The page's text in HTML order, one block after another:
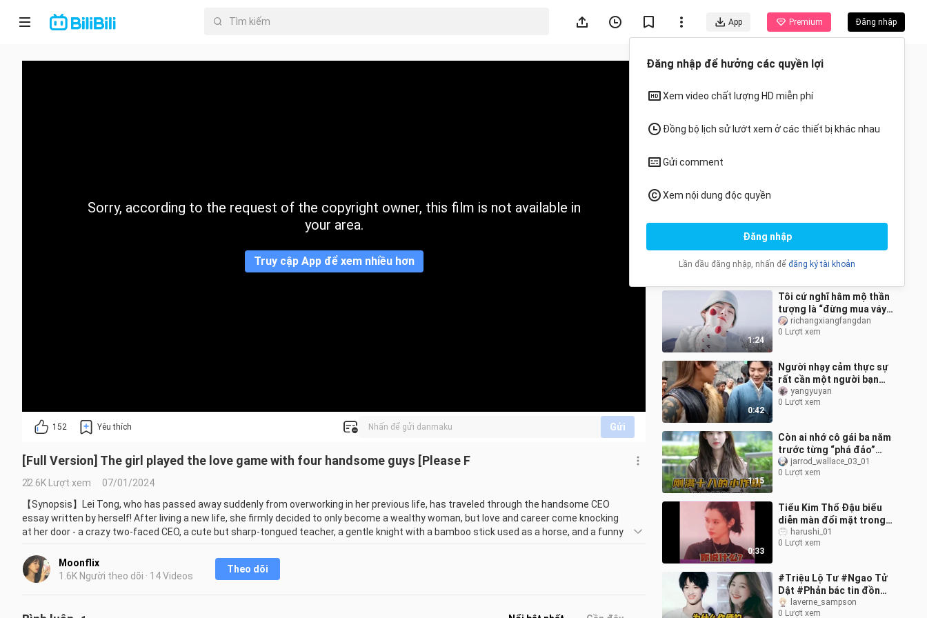
App Premium Đăng nhập
Trang chủ
Sorry, according to the request of the copyright owner, this film is not available in
your area.
Truy cập App để xem nhiều hơn
152 Yêu thích Gửi
[Full Version] The girl played the love game with four handsome guys [Please F
22.6K Lượt xem
07/01/2024
【Synopsis】Lei Tong, who has passed away suddenly from overworking in her previous life, has traveled through the handsome CEO
essay written by herself! After living a new life, she firmly decided to only become a wealthy woman, but love and career come knocking
at her door - a crazy two-faced CEO, a cute but sharp-tongued teacher, a gentle knight with a bamboo stick used as a horse, and a funny
【Starring】Chen Xinwei, Jin Ze, Hu Chunyang, Zhu Yunlong, Chen Xinhao
Moonflix
1.6K Người theo dõi · 14 Videos
Theo dõi
Tất cả Anime
0:31
【Ủy Hôi】Bố đừng nhìn
nữa, đừng ăn mất mẹ con
nhéxingyueyuanxin
0 Lượt xem
1:24
Tôi cứ nghĩ hâm mộ thần
tượng là “đừng mua váy
nữa, tiền đưa hết cho
tôi” thì hóa ra anh ấy lại
richangxiangfangdan
0 Lượt xem
0:42
Người nhạy cảm thực sự
rất cần một người bạn
như vậy, luôn trao cho
bạn cảm xúc tích cực hết
yangyuyan
0 Lượt xem
1:15
Còn ai nhớ cô gái ba năm
trước từng “phá đảo”
mạng nhờ một câu nói
ngọng “vừa tròn mười
jarrod_wallace_03_01
0 Lượt xem
0:33
Tiểu Kim Thổ Đậu biểu
diễn màn đổi mặt trong
một giây cho bạn xem
hahaha
harushi_01
0 Lượt xem
#Triệu Lộ Tư #Ngao Tử
Dật #Phản bác tin đồn
Cười muốn chết luôn,
người ta thì toàn đính
laverne_sampson
0 Lượt xem